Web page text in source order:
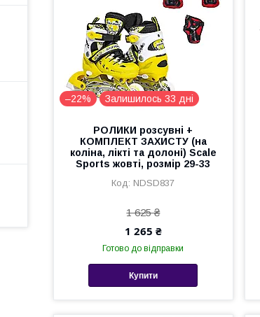
–22% Залишилось 33 дні
РОЛИКИ розсувні +
КОМПЛЕКТ ЗАХИСТУ (на
коліна, лікті та долоні) Scale
Sports жовті, розмір 29-33
NDSD837
1 625 ₴
1 265 ₴
Готово до відправки
Купити